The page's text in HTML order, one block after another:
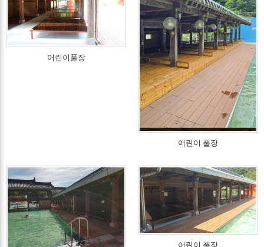
어린이풀장
어린이 풀장
어린이 풀장